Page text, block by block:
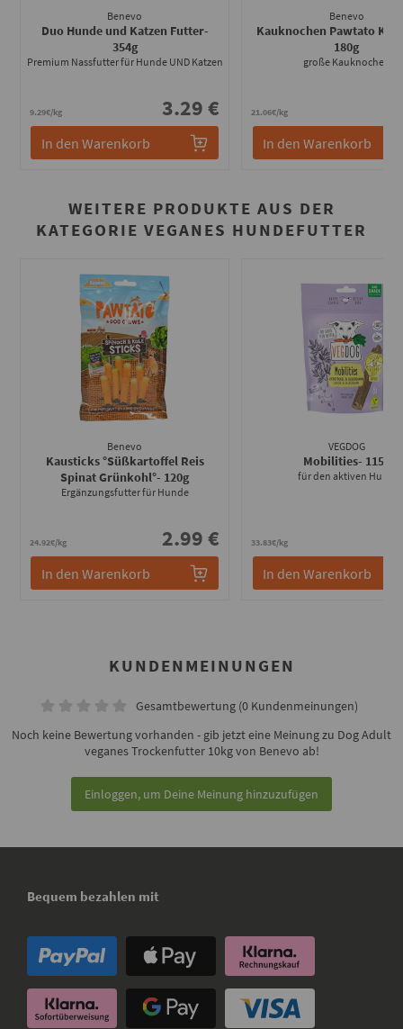
Benevo
Duo Hunde und Katzen Futter-
354g
Premium Nassfutter für Hunde UND Katzen
9.29€/kg 3.29 €
In den Warenkorb
Benevo
Kauknochen Pawtato
180g
große Kauknochen
21.06€/kg
In den Warenkorb
WEITERE PRODUKTE AUS DER
KATEGORIE VEGANES HUNDEFUTTER
Benevo
Kausticks °Süßkartoffel Reis
Spinat Grünkohl°- 120g
Ergänzungsfutter für Hunde
24.92€/kg 2.99 €
In den Warenkorb
VEGDOG
Mobilities- 115g
für den aktiven Hund
33.83€/kg
In den Warenkorb
KUNDENMEINUNGEN
Gesamtbewertung (0 Kundenmeinungen)
Noch keine Bewertung vorhanden - gib jetzt eine Meinung zu Dog Adult
veganes Trockenfutter 10kg von Benevo ab!
Einloggen, um Deine Meinung hinzuzufügen
Bequem bezahlen mit